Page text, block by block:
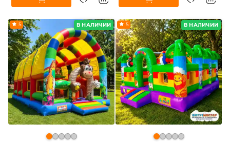
В НАЛИЧИИ
5 В НАЛИЧИИ
5